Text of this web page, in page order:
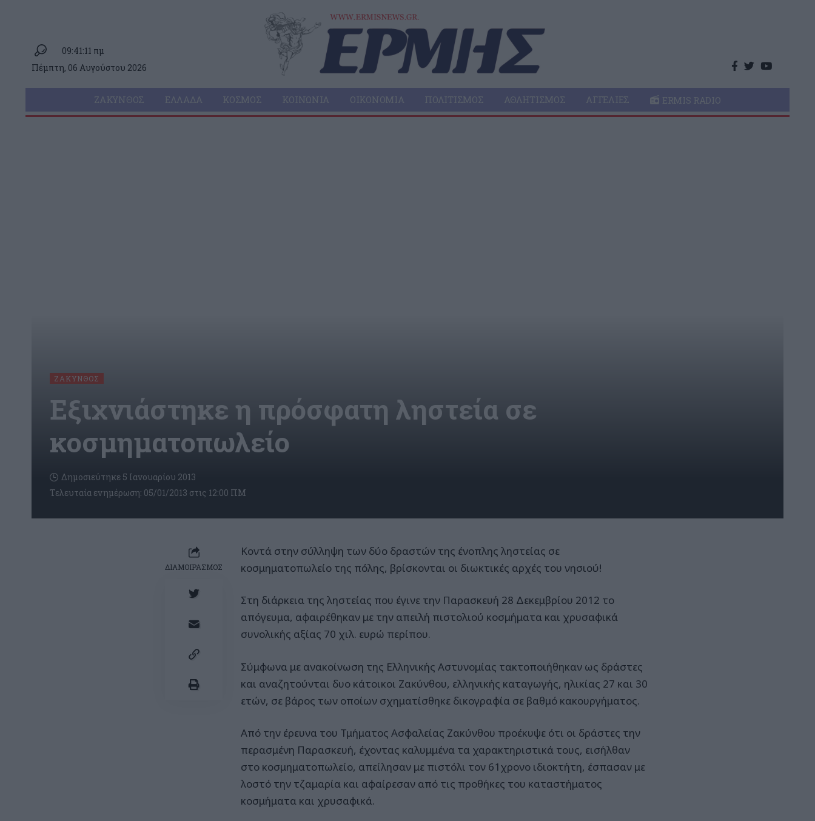
09:41:11 πμ
Πέμπτη, 06 Αυγούστου 2026
ΖΆΚΥΝΘΟΣ ΕΛΛΆΔΑ ΚΌΣΜΟΣ ΚΟΙΝΩΝΊΑ ΟΙΚΟΝΟΜΊΑ ΠΟΛΙΤΙΣΜΌΣ ΑΘΛΗΤΙΣΜΌΣ ΑΓΓΕΛΊΕΣ ERMIS RADIO
ΖΆΚΥΝΘΟΣ
Εξιχνιάστηκε η πρόσφατη ληστεία σε
κοσμηματοπωλείο
Τελευταία ενημέρωση: 05/01/2013 στις 12:00 ΠΜ
Δημοσιεύτηκε 5 Ιανουαρίου 2013
ΔΙΑΜΟΙΡΑΣΜΟΣ
Κοντά στην σύλληψη των δύο δραστών της ένοπλης ληστείας σε
κοσμηματοπωλείο της πόλης, βρίσκονται οι διωκτικές αρχές του νησιού!
Στη διάρκεια της ληστείας που έγινε την Παρασκευή 28 Δεκεμβρίου 2012 το
απόγευμα, αφαιρέθηκαν με την απειλή πιστολιού κοσμήματα και χρυσαφικά
συνολικής αξίας 70 χιλ. ευρώ περίπου.
Σύμφωνα με ανακοίνωση της Ελληνικής Αστυνομίας τακτοποιήθηκαν ως δράστες
και αναζητούνται δυο κάτοικοι Ζακύνθου, ελληνικής καταγωγής, ηλικίας 27 και 30
ετών, σε βάρος των οποίων σχηματίσθηκε δικογραφία σε βαθμό κακουργήματος.
Από την έρευνα του Τμήματος Ασφαλείας Ζακύνθου προέκυψε ότι οι δράστες την
περασμένη Παρασκευή, έχοντας καλυμμένα τα χαρακτηριστικά τους, εισήλθαν
στο κοσμηματοπωλείο, απείλησαν με πιστόλι τον 61χρονο ιδιοκτήτη, έσπασαν με
λοστό την τζαμαρία και αφαίρεσαν από τις προθήκες του καταστήματος
κοσμήματα και χρυσαφικά.